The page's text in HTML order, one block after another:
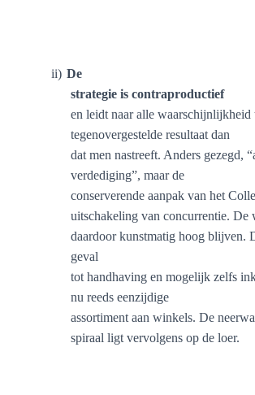
ii) De
strategie is contraproductief
en leidt naar alle waarschijnlijkheid
tegenovergestelde resultaat dan
dat men nastreeft. Anders gezegd,
verdediging”, maar de
conserverende aanpak van het
uitschakeling van concurrentie. De
daardoor kunstmatig hoog blijven.
geval
tot handhaving en mogelijk zelfs
nu reeds eenzijdige
assortiment aan winkels. De
spiraal ligt vervolgens op de loer.